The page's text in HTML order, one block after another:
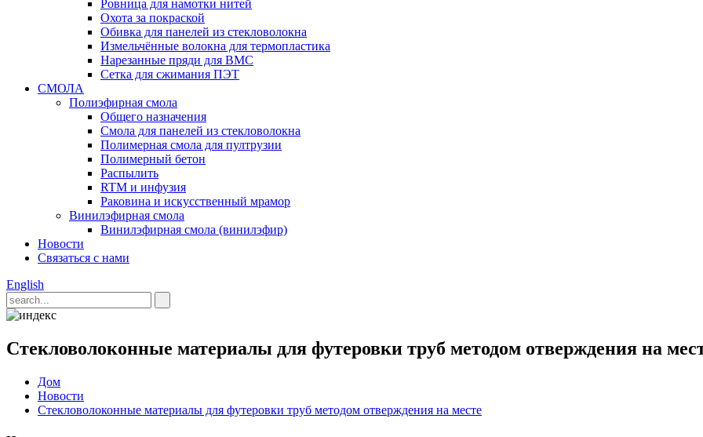
Ровница для намотки нитей
Охота за покраской
Обивка для панелей из стекловолокна
Измельчённые волокна для термопластика
Нарезанные пряди для BMC
Сетка для сжимания ПЭТ
СМОЛА
Полиэфирная смола
Общего назначения
Смола для панелей из стекловолокна
Полимерная смола для пултрузии
Полимерный бетон
Распылить
RTM и инфузия
Раковина и искусственный мрамор
Винилэфирная смола
Винилэфирная смола (винилэфир)
Новости
Связаться с нами
English
Стекловолоконные материалы для футеровки труб методом отверждения на
Дом
Новости
Стекловолоконные материалы для футеровки труб методом отверждения на месте